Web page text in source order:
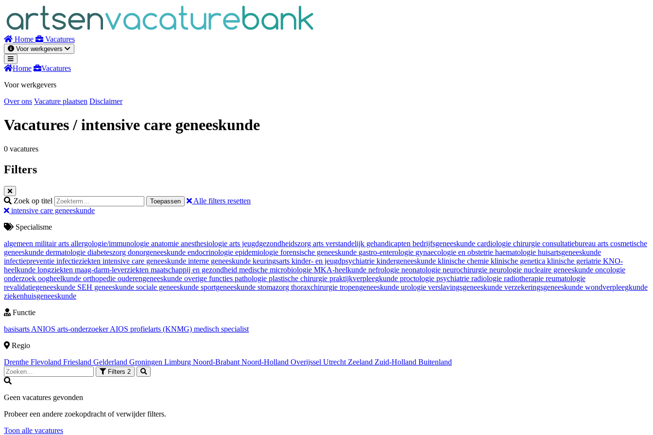
inhoud
Home Vacatures
Voor werkgevers
Home
Vacatures
Voor werkgevers
Over ons Vacature plaatsen Disclaimer
Vacatures/ intensive care geneeskunde
0 vacatures
Filters
Zoek op titel Toepassen
Alle filters resetten
intensive care geneeskunde
Specialisme
algemeen militair arts allergologie/immunologie anatomie anesthesiologie arts jeugdgezondheidszorg arts verstandelijk gehandicapten bedrijfsgeneeskunde cardiologie chirurgie consultatiebureau arts cosmetische
geneeskunde dermatologie diabeteszorg donorgeneeskunde endocrinologie epidemiologie forensische geneeskunde gastro-enterologie gynaecologie en obstetrie haematologie huisartsgeneeskunde
infectiepreventie infectieziekten intensive care geneeskunde interne geneeskunde keuringsarts kinder- en jeugdpsychiatrie kindergeneeskunde klinische chemie klinische genetica klinische geriatrie KNO-
heelkunde longziekten maag-darm-leverziekten maatschappij en gezondheid medische microbiologie MKA-heelkunde nefrologie neonatologie neurochirurgie neurologie nucleaire geneeskunde oncologie
onderzoek oogheelkunde orthopedie ouderengeneeskunde overige functies pathologie plastische chirurgie praktijkverpleegkunde proctologie psychiatrie radiologie radiotherapie reumatologie
revalidatiegeneeskunde SEH geneeskunde sociale geneeskunde sportgeneeskunde stomazorg thoraxchirurgie tropengeneeskunde urologie verslavingsgeneeskunde verzekeringsgeneeskunde wondverpleegkunde
ziekenhuisgeneeskunde
Functie
basisarts ANIOS arts-onderzoekerAIOS profielarts (KNMG) medisch specialist
Regio
Drenthe Flevoland Friesland Gelderland Groningen Limburg Noord-Brabant Noord-Holland Overijssel Utrecht Zeeland Zuid-Holland Buitenland
Filters 2
Geen vacatures gevonden
Probeer een andere zoekopdracht of verwijder filters.
Toon alle vacatures